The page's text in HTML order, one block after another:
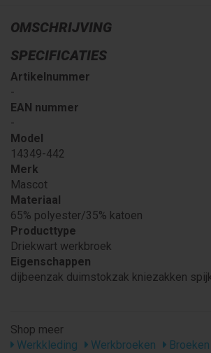
OMSCHRIJVING
SPECIFICATIES
Artikelnummer
-
EAN nummer
-
Model
14349-442
Merk
Mascot
Materiaal
65% polyester/35% katoen
Producttype
Driekwart werkbroek
Eigenschappen
dijbeenzak duimstokzak kniezakken
Shop meer
Werkkleding
Werkbroeken